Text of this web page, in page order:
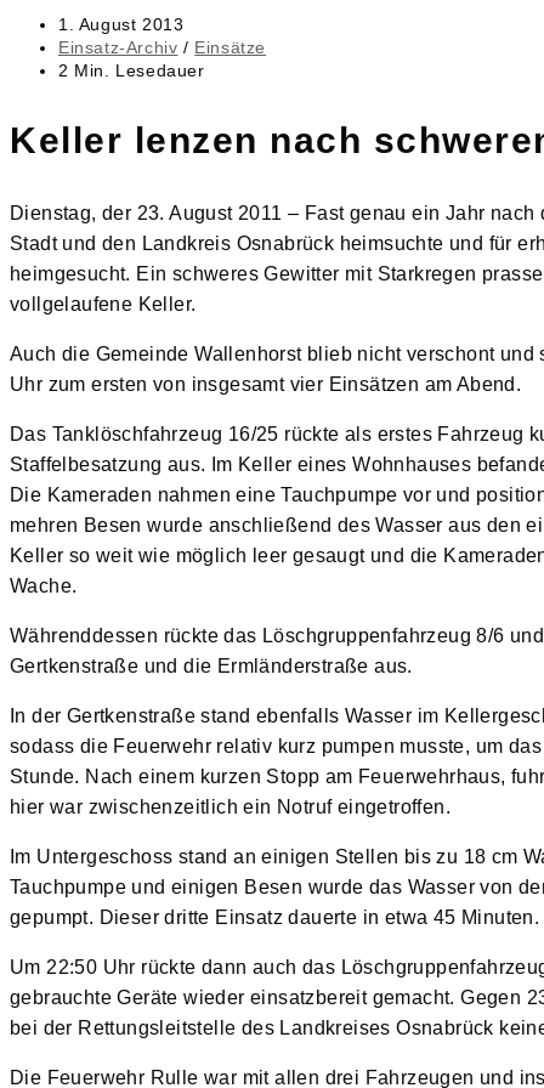
Beitrag
veröffentlicht:
1. August 2013
Beitrags-
Kategorie:
Einsatz-Archiv / Einsätze
Lesedauer:
2 Min. Lesedauer
Keller lenzen nach
Dienstag, der 23. August 2011 – Fast genau ein Jahr
Stadt und den Landkreis Osnabrück heimsuchte und für
heimgesucht. Ein schweres Gewitter mit Starkregen
vollgelaufene Keller.
Auch die Gemeinde Wallenhorst blieb nicht verschont
Uhr zum ersten von insgesamt vier Einsätzen am Abend.
Das Tanklöschfahrzeug 16/25 rückte als erstes Fahrzeug
Staffelbesatzung aus. Im Keller eines Wohnhauses
Die Kameraden nahmen eine Tauchpumpe vor und
mehren Besen wurde anschließend des Wasser aus den
Keller so weit wie möglich leer gesaugt und die
Wache.
Währenddessen rückte das Löschgruppenfahrzeug 8/6
Gertkenstraße und die Ermländerstraße aus.
In der Gertkenstraße stand ebenfalls Wasser im
sodass die Feuerwehr relativ kurz pumpen musste, um
Stunde. Nach einem kurzen Stopp am Feuerwehrhaus,
hier war zwischenzeitlich ein Notruf eingetroffen.
Im Untergeschoss stand an einigen Stellen bis zu 18 cm
Tauchpumpe und einigen Besen wurde das Wasser von
gepumpt. Dieser dritte Einsatz dauerte in etwa 45 Minuten.
Um 22:50 Uhr rückte dann auch das
gebrauchte Geräte wieder einsatzbereit gemacht. Gegen
bei der Rettungsleitstelle des Landkreises Osnabrück
Die Feuerwehr Rulle war mit allen drei Fahrzeugen und